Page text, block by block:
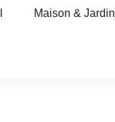
Maison & Jardin